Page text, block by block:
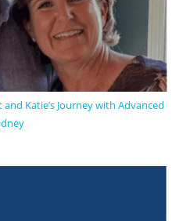
Katie’s Journey with Advanced